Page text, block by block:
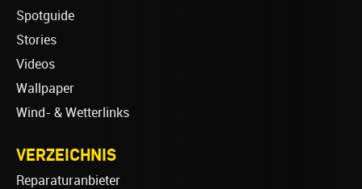
Spotguide
Stories
Videos
Wallpaper
Wind- & Wetterlinks
VERZEICHNIS
Reparaturanbieter